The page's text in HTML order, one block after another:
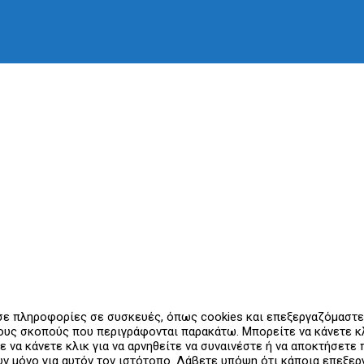
πληροφορίες σε συσκευές, όπως cookies και
σκοπούς που περιγράφονται παρακάτω. Μπορείτε να κάνετε
κάνετε κλικ για να αρνηθείτε να συναινέστε ή να
μόνο για αυτόν τον ιστότοπο. Λάβετε υπόψη ότι κάποια